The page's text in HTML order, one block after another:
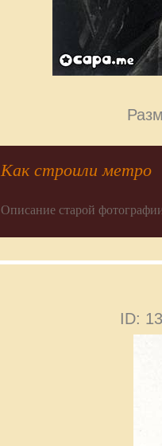
Как строили метро
Описание старой
ID: